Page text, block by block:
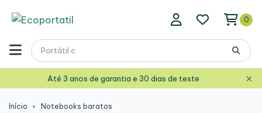
0
Até 3 anos de garantia e 30 dias de teste ×
Início Notebooks baratos